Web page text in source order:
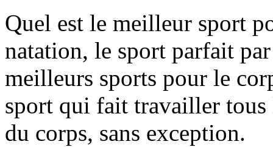
Quel est le meilleur sport
natation, le sport parfait
meilleurs sports pour le
sport qui fait travailler tous
du corps, sans exception.